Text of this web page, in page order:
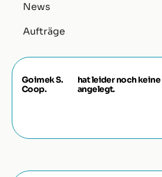
News
Aufträge
Goimek S.
Coop.
hat leider noch
angelegt.